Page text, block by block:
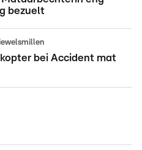
bezuelt
bei Accident mat